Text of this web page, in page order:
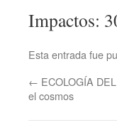
Impactos:
Esta entrada fue
← ECOLOGÍA
el cosmos